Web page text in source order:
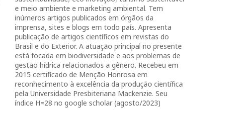
e meio ambiente e marketing ambiental. Tem
inúmeros artigos publicados em órgãos da
imprensa, sites e blogs em todo país. Apresenta
publicação de artigos científicos em revistas do
Brasil e do Exterior. A atuação principal no presente
está focada em biodiversidade e aos problemas de
gestão hídrica relacionados a gênero. Recebeu em
2015 certificado de Menção Honrosa em
reconhecimento à excelência da produção científica
pela Universidade Presbiteriana Mackenzie. Seu
índice H=28 no google scholar (agosto/2023)